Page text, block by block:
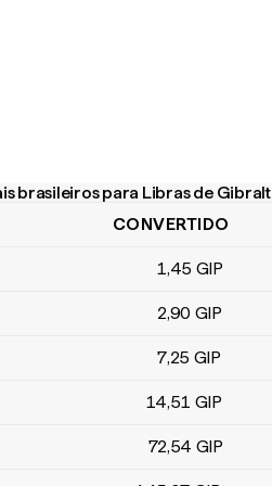
brasileiros para Libras de
brasileiros para Libras de Gibraltar
CONVERTIDO
1,45 GIP
2,90 GIP
7,25 GIP
14,51 GIP
72,54 GIP